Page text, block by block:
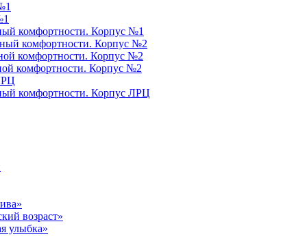
комфортности. Корпус №1
комфортности. Корпус №2
комфортности. Корпус №2
комфортности. Корпус №2
комфортности. Корпус ЛРЦ
возраст»
улыбка»